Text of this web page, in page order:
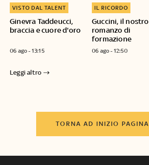
Ginevra Taddeucci,
braccia e cuore d'oro
VISTO DAL TALENT
06 ago - 13:15
Guccini, il nostro
romanzo di
formazione
IL RICORDO
06 ago - 12:50
Leggi altro
TORNA AD INIZIO PAGINA